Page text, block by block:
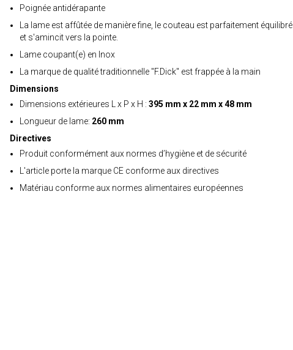
Poignée antidérapante
La lame est affûtée de manière fine, le couteau est parfaitement équilibré
et s'amincit vers la pointe.
Lame coupant(e) en Inox
La marque de qualité traditionnelle "F.Dick" est frappée à la main
Dimensions
Dimensions extérieures L x P x H : 395 mm x 22 mm x 48 mm
Longueur de lame: 260 mm
Directives
Produit conformément aux normes d’hygiène et de sécurité
L'article porte la marque CE conforme aux directives
Matériau conforme aux normes alimentaires européennes